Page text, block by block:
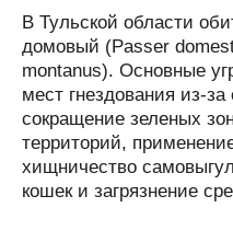
В Тульской области
домовый (Passer
montanus). Основные
мест гнездования из-
сокращение зеленых
территорий,
хищничество
кошек и загрязнение